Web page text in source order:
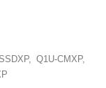
Q1U-CMXP,